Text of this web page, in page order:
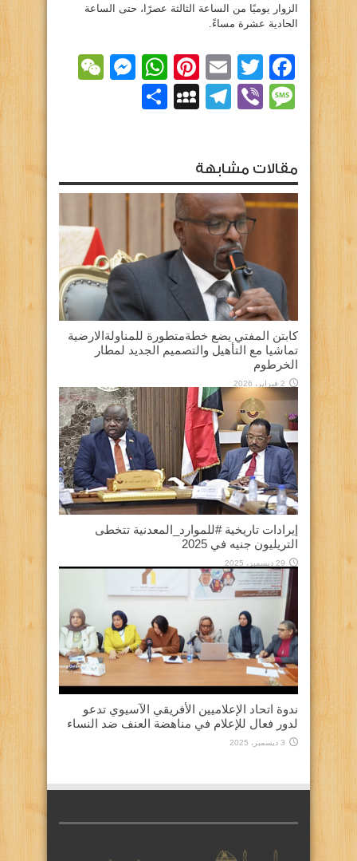
الزوار يوميًا من الساعة الثالثة عصرًا، حتى الساعة
الحادية عشرة مساءً.
Facebook
Twitter
Email
Pinterest
WhatsApp
Message
Viber
Telegram
MySpace
مقالات مشابهة
كابتن المفتي يضع خطةمتطورة للمناولةالارضية
تماشيا مع التأهيل والتصميم الجديد لمطار
الخرطوم
2 فبراير، 2026
إيرادات تاريخية #للموارد_المعدنية تتخطى
التريليون جنيه في 2025
29 ديسمبر، 2025
ندوة اتحاد الإعلاميين الأفريقي الآسيوي تدعو
لدور فعال للإعلام في مناهضة العنف ضد النساء
3 ديسمبر، 2025